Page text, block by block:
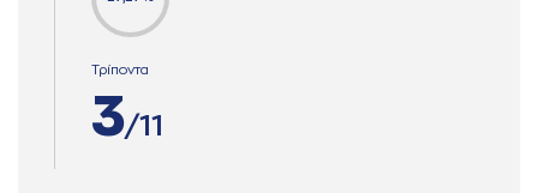
Τρίποντα
3/11